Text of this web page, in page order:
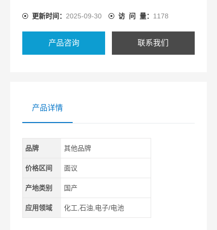
更新时间： 2025-09-30 访 问 量： 1178
产品咨询 联系我们
产品详情
品牌 其他品牌
价格区间 面议
产地类别 国产
应用领域 化工,石油,电子/电池